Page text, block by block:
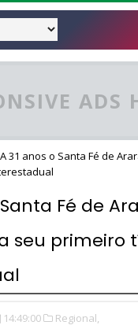
ADS
A 31 anos o Santa Fé de
Fé de
seu primeiro
14:49:00 Regional,